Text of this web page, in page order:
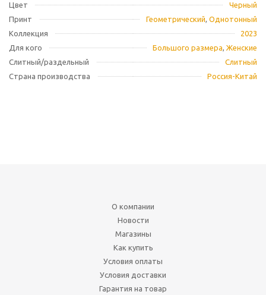
Цвет
Черный
Принт
Геометрический, Однотонный
Коллекция
2023
Для кого
Большого размера, Женские
Слитный/раздельный
Слитный
Страна производства
Россия-Китай
О компании
Новости
Магазины
Как купить
Условия оплаты
Условия доставки
Гарантия на товар